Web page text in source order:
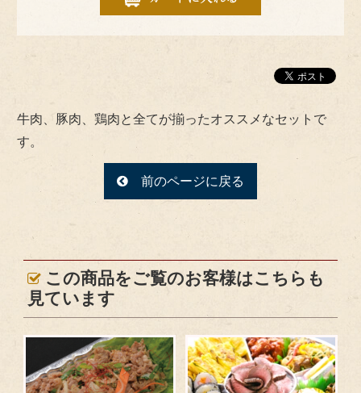
牛肉、豚肉、鶏肉と全てが揃ったオススメなセットで
す。
前のページに戻る
この商品をご覧のお客様はこちらも
見ています